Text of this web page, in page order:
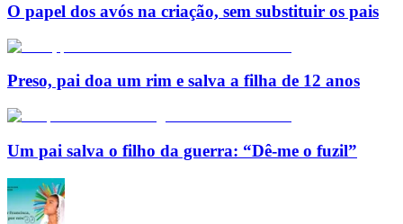
O papel dos avós na criação, sem substituir os pais
Preso, pai doa um rim e salva a filha de 12 anos
Um pai salva o filho da guerra: “Dê-me o fuzil”